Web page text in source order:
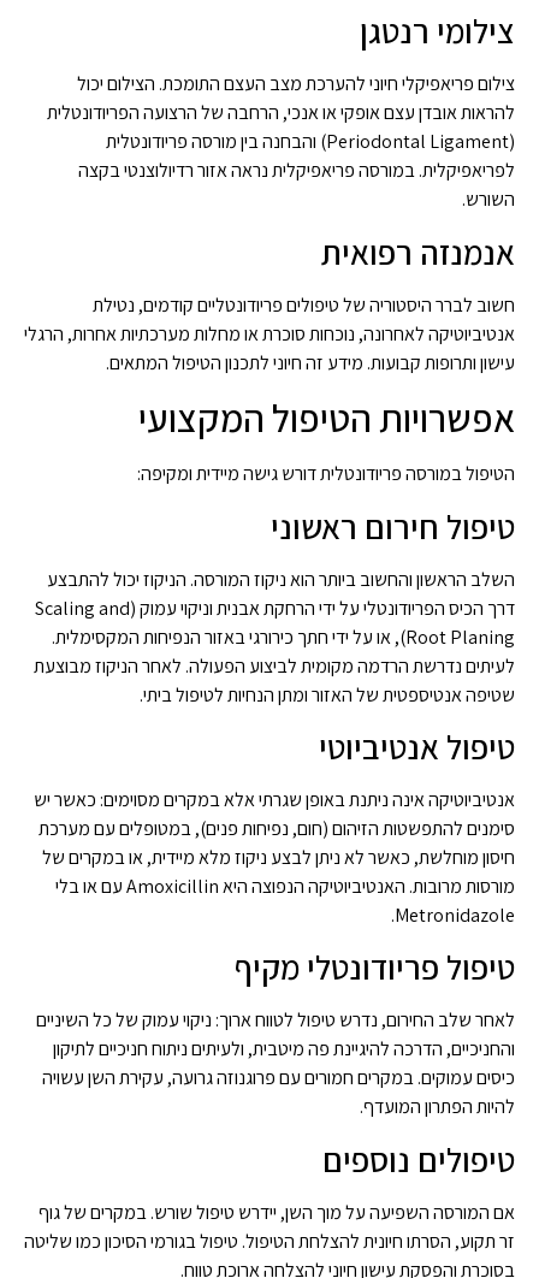
צילומי רנטגן
צילום פריאפיקלי חיוני להערכת מצב העצם התומכת. הצילום יכול
להראות אובדן עצם אופקי או אנכי, הרחבה של הרצועה הפריודונטלית
(Periodontal Ligament) והבחנה בין מורסה פריודונטלית
לפריאפיקלית. במורסה פריאפיקלית נראה אזור רדיולוצנטי בקצה
השורש.
אנמנזה רפואית
חשוב לברר היסטוריה של טיפולים פריודונטליים קודמים, נטילת
אנטיביוטיקה לאחרונה, נוכחות סוכרת או מחלות מערכתיות אחרות, הרגלי
עישון ותרופות קבועות. מידע זה חיוני לתכנון הטיפול המתאים.
אפשרויות הטיפול המקצועי
הטיפול במורסה פריודונטלית דורש גישה מיידית ומקיפה:
טיפול חירום ראשוני
השלב הראשון והחשוב ביותר הוא ניקוז המורסה. הניקוז יכול להתבצע
דרך הכיס הפריודונטלי על ידי הרחקת אבנית וניקוי עמוק (Scaling and
Root Planing), או על ידי חתך כירורגי באזור הנפיחות המקסימלית.
לעיתים נדרשת הרדמה מקומית לביצוע הפעולה. לאחר הניקוז מבוצעת
שטיפה אנטיספטית של האזור ומתן הנחיות לטיפול ביתי.
טיפול אנטיביוטי
אנטיביוטיקה אינה ניתנת באופן שגרתי אלא במקרים מסוימים: כאשר יש
סימנים להתפשטות הזיהום (חום, נפיחות פנים), במטופלים עם מערכת
חיסון מוחלשת, כאשר לא ניתן לבצע ניקוז מלא מיידית, או במקרים של
מורסות מרובות. האנטיביוטיקה הנפוצה היא Amoxicillin עם או בלי
Metronidazole.
טיפול פריודונטלי מקיף
לאחר שלב החירום, נדרש טיפול לטווח ארוך: ניקוי עמוק של כל השיניים
והחניכיים, הדרכה להיגיינת פה מיטבית, ולעיתים ניתוח חניכיים לתיקון
כיסים עמוקים. במקרים חמורים עם פרוגנוזה גרועה, עקירת השן עשויה
להיות הפתרון המועדף.
טיפולים נוספים
אם המורסה השפיעה על מוך השן, יידרש טיפול שורש. במקרים של גוף
זר תקוע, הסרתו חיונית להצלחת הטיפול. טיפול בגורמי הסיכון כמו שליטה
בסוכרת והפסקת עישון חיוני להצלחה ארוכת טווח.